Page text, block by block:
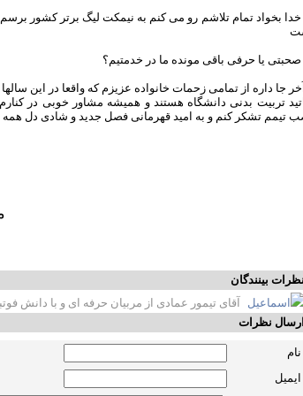
خدا بخواد تمام تلاشم رو می کنم به نیمکت لیگ برتر کشور
صحبتی یا حرفی باقی مونده ما در خدمتیم؟
جا داره از تمامی زحمات خانواده عزیزم که واقعا در این
تربیت بدنی دانشگاه هستند و همیشه مشاور خوبی در
تیمم تشکر کنم و به امید قهرمانی فصل جدید و شادی دل
نظرات بینندگان
اسماعیل
آقای تیمور عمادی از مربیان حرفه ای و با دانش
ارسال نظرات
نام
ایمیل